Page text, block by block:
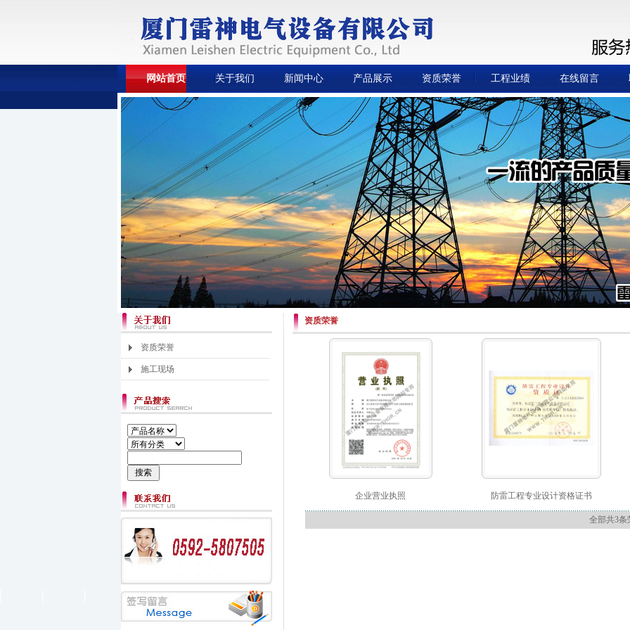
网站首页 关于我们 新闻中心 产品展示 资质荣誉 工程业绩 在线留言
资质荣誉
施工现场
资质荣誉
企业营业执照 防雷工程专业设计资格证书
全部共3